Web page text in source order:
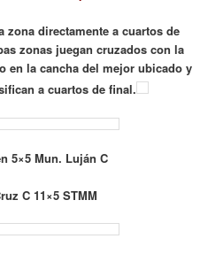
zona directamente a cuartos de
zonas juegan cruzados con la
en la cancha del mejor ubicado y
a cuartos de final.
5×5 Mun. Luján C
C 11×5 STMM